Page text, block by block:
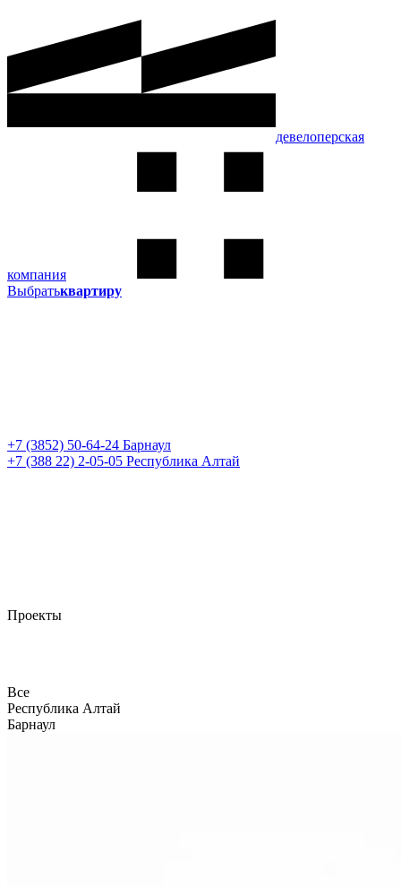
девелоперская
компания
Выбратьквартиру
+7 (3852) 50-64-24 Барнаул
+7 (388 22) 2-05-05 Республика Алтай
Проекты
Все
Республика Алтай
Барнаул